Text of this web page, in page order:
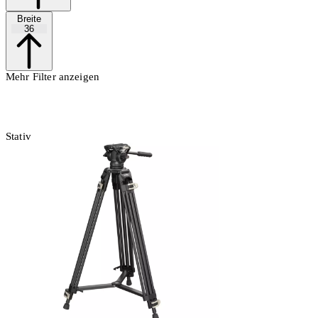
Breite
36
Mehr Filter anzeigen
Stativ